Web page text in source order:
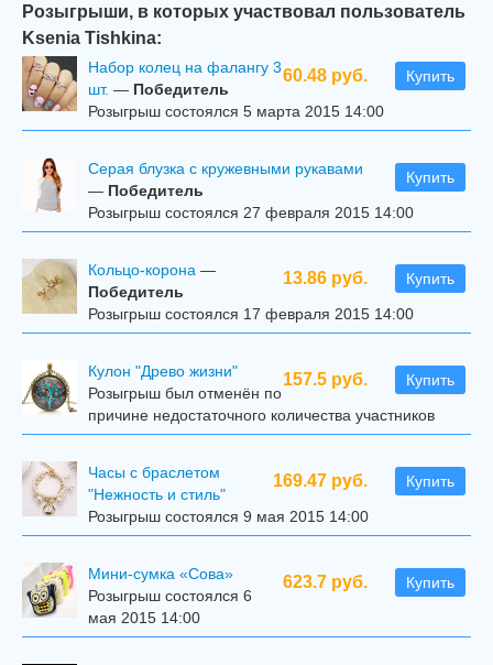
Розыгрыши, в которых участвовал пользователь
Ksenia Tishkina:
60.48 руб. Купить
Набор колец на фалангу 3
шт. — Победитель
Розыгрыш состоялся 5 марта 2015 14:00
Купить
Серая блузка с кружевными рукавами
— Победитель
Розыгрыш состоялся 27 февраля 2015 14:00
13.86 руб. Купить
Кольцо-корона —
Победитель
Розыгрыш состоялся 17 февраля 2015 14:00
157.5 руб. Купить
Кулон "Древо жизни"
Розыгрыш был отменён по
причине недостаточного количества участников
169.47 руб. Купить
Часы с браслетом
"Нежность и стиль"
Розыгрыш состоялся 9 мая 2015 14:00
623.7 руб. Купить
Мини-сумка «Сова»
Розыгрыш состоялся 6
мая 2015 14:00